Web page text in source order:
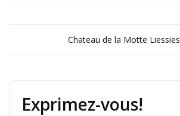
Chateau de la Motte
Exprimez-vous!